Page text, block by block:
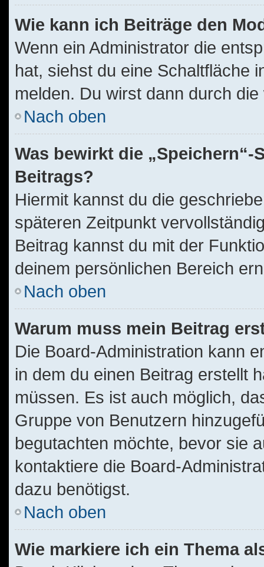
Wie kann ich Beiträge den
Wenn ein Administrator die
hat, siehst du eine Schaltfläche
melden. Du wirst dann durch
Nach oben
Was bewirkt die
Beitrags?
Hiermit kannst du die
späteren Zeitpunkt
Beitrag kannst du mit der
deinem persönlichen Bereich
Nach oben
Warum muss mein Beitrag
Die Board-Administration kann
in dem du einen Beitrag erstellt
müssen. Es ist auch möglich,
Gruppe von Benutzern
begutachten möchte, bevor sie
kontaktiere die Board-
dazu benötigst.
Nach oben
Wie markiere ich ein Thema